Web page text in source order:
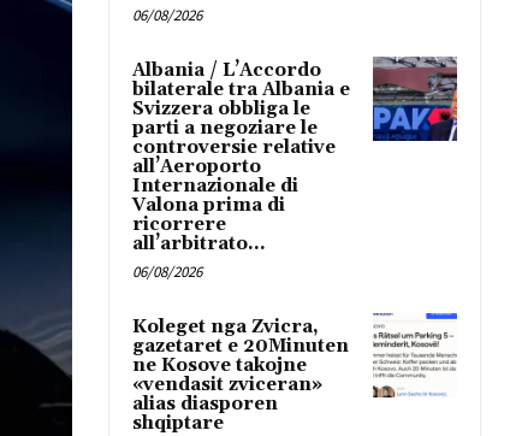
06/08/2026
Albania / L’Accordo
bilaterale tra Albania e
Svizzera obbliga le
parti a negoziare le
controversie relative
all’Aeroporto
Internazionale di
Valona prima di
ricorrere
all’arbitrato...
06/08/2026
Koleget nga Zvicra,
gazetaret e 20Minuten
ne Kosove takojne
«vendasit zviceran»
alias diasporen
shqiptare